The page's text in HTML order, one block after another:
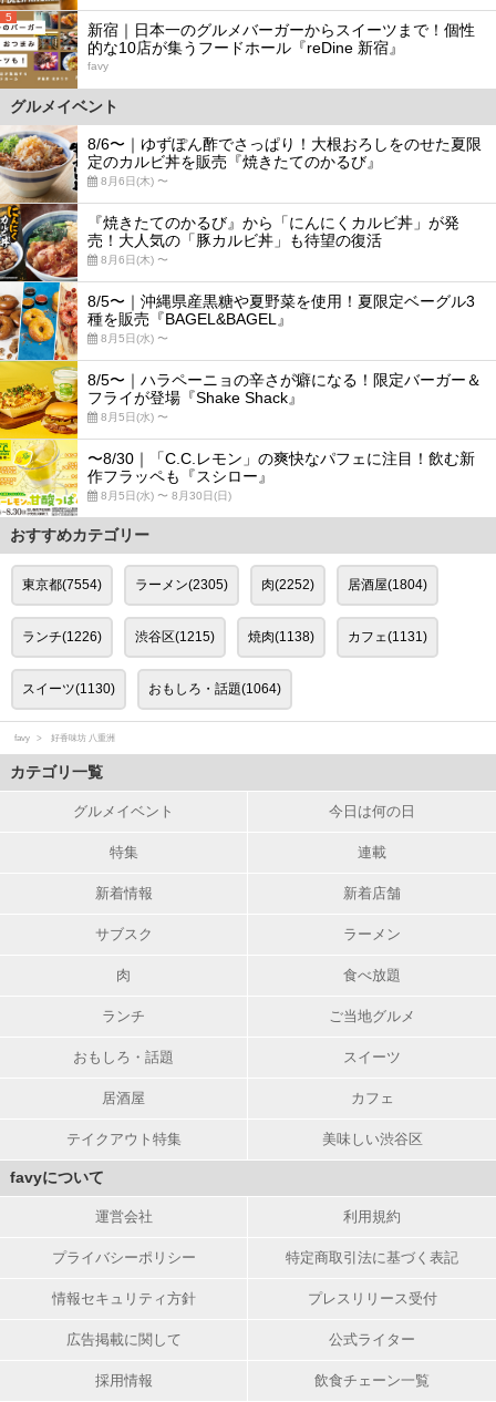
5
新宿｜日本一のグルメバーガーからスイーツまで！個性
的な10店が集うフードホール『reDine 新宿』
favy
グルメイベント
8/6〜｜ゆずぽん酢でさっぱり！大根おろしをのせた夏限
定のカルビ丼を販売『焼きたてのかるび』
8月6日(木) 〜
『焼きたてのかるび』から「にんにくカルビ丼」が発
売！大人気の「豚カルビ丼」も待望の復活
8月6日(木) 〜
8/5〜｜沖縄県産黒糖や夏野菜を使用！夏限定ベーグル3
種を販売『BAGEL&BAGEL』
8月5日(水) 〜
8/5〜｜ハラペーニョの辛さが癖になる！限定バーガー＆
フライが登場『Shake Shack』
8月5日(水) 〜
〜8/30｜「C.C.レモン」の爽快なパフェに注目！飲む新
作フラッペも『スシロー』
8月5日(水) 〜 8月30日(日)
おすすめカテゴリー
東京都(7554) ラーメン(2305) 肉(2252) 居酒屋(1804)
ランチ(1226) 渋谷区(1215) 焼肉(1138) カフェ(1131)
スイーツ(1130) おもしろ・話題(1064)
favy 好香味坊 八重洲
カテゴリ一覧
グルメイベント 今日は何の日
特集 連載
新着情報 新着店舗
サブスク ラーメン
肉 食べ放題
ランチ ご当地グルメ
おもしろ・話題 スイーツ
居酒屋 カフェ
テイクアウト特集 美味しい渋谷区
favyについて
運営会社 利用規約
プライバシーポリシー 特定商取引法に基づく表記
情報セキュリティ方針 プレスリリース受付
広告掲載に関して 公式ライター
採用情報 飲食チェーン一覧